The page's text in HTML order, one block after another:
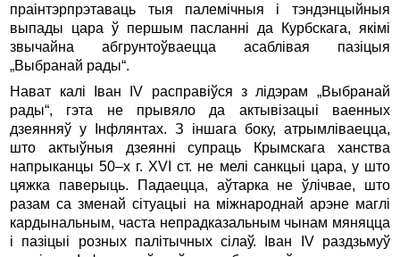
праінтэрпрэтаваць тыя палемічныя i тэндэнцыйныя
выпады цара ў першым пасланні да Курбскага, якімі
звычайна абгрунтоўваецца асаблівая пазіцыя
„Выбранай рады“.
Нават калі Іван IV расправіўся з лідэрам „Выбранай
рады“, гэта не прывяло да актывізацыі ваенных
дзеянняў у Інфлянтах. З іншага боку, атрымліваецца,
што актыўныя дзеянні супраць Крымскага ханства
напрыканцы 50–х г. XVI ст. не мелі санкцыі цара, у што
цяжка паверыць. Падаецца, аўтарка не ўлічвае, што
разам са зменай сітуацыі на міжнароднай арэне маглі
кардынальным, часта непрадказальным чынам мяняцца
і пазіцыі розных палітычных сілаў. Іван IV раздзьмуў